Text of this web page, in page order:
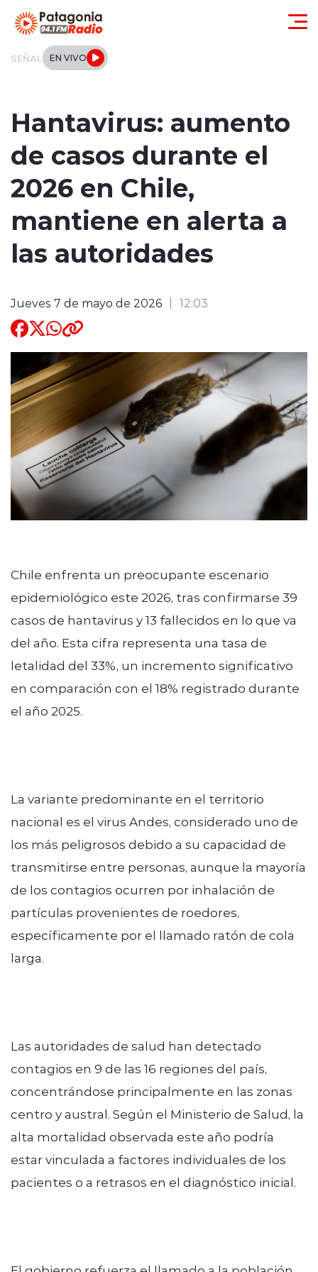
SEÑAL EN VIVO
Tendencias
Internacional
Entrevistas
modo claro
Hantavirus: aumento
de casos durante el
2026 en Chile,
mantiene en alerta a
las autoridades
Jueves 7 de mayo de 2026 12:03
Chile enfrenta un preocupante escenario
epidemiológico este 2026, tras confirmarse 39
casos de hantavirus y 13 fallecidos en lo que va
del año. Esta cifra representa una tasa de
letalidad del 33%, un incremento significativo
en comparación con el 18% registrado durante
el año 2025.
La variante predominante en el territorio
nacional es el virus Andes, considerado uno de
los más peligrosos debido a su capacidad de
transmitirse entre personas, aunque la mayoría
de los contagios ocurren por inhalación de
partículas provenientes de roedores,
específicamente por el llamado ratón de cola
larga.
Las autoridades de salud han detectado
contagios en 9 de las 16 regiones del país,
concentrándose principalmente en las zonas
centro y austral. Según el Ministerio de Salud, la
alta mortalidad observada este año podría
estar vinculada a factores individuales de los
pacientes o a retrasos en el diagnóstico inicial.